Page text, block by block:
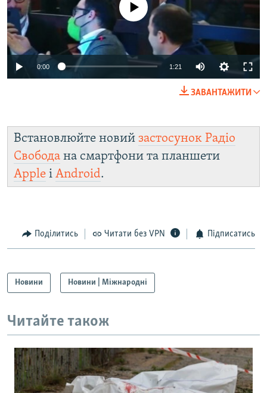
0:00 1:21
ЗАВАНТАЖИТИ
Встановлюйте новий застосунок Радіо
Свобода на смартфони та планшети
Apple і Android.
Поділитись Читати без VPN Підписатись
Новини Новини | Міжнародні
Читайте також